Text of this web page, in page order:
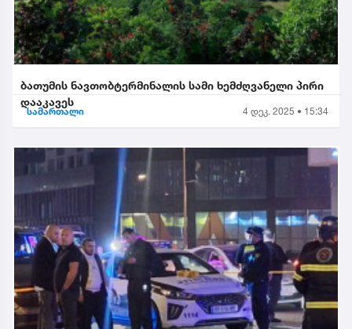
ბათუმის ნავთობტერმინალის სამი ხემძღვანელი პირი
დააკავეს
სამართალი 4 დეკ. 2025 • 15:34